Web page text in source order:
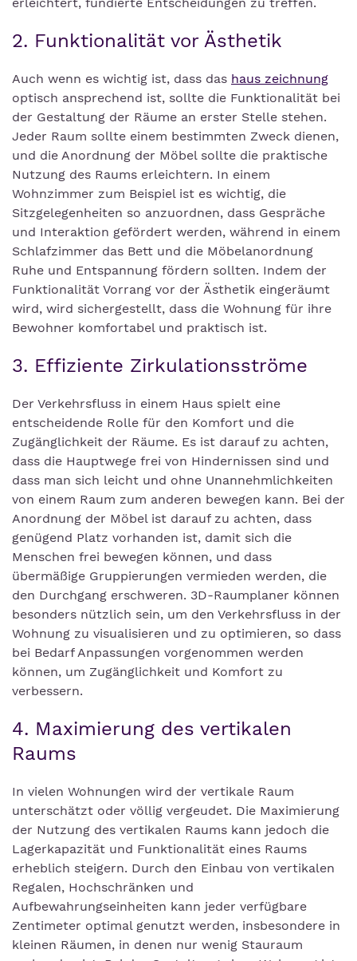
2. Funktionalität vor Ästhetik
Auch wenn es wichtig ist, dass das haus zeichnung
optisch ansprechend ist, sollte die Funktionalität bei
der Gestaltung der Räume an erster Stelle stehen.
Jeder Raum sollte einem bestimmten Zweck dienen,
und die Anordnung der Möbel sollte die praktische
Nutzung des Raums erleichtern. In einem
Wohnzimmer zum Beispiel ist es wichtig, die
Sitzgelegenheiten so anzuordnen, dass Gespräche
und Interaktion gefördert werden, während in einem
Schlafzimmer das Bett und die Möbelanordnung
Ruhe und Entspannung fördern sollten. Indem der
Funktionalität Vorrang vor der Ästhetik eingeräumt
wird, wird sichergestellt, dass die Wohnung für ihre
Bewohner komfortabel und praktisch ist.
3. Effiziente Zirkulationsströme
Der Verkehrsfluss in einem Haus spielt eine
entscheidende Rolle für den Komfort und die
Zugänglichkeit der Räume. Es ist darauf zu achten,
dass die Hauptwege frei von Hindernissen sind und
dass man sich leicht und ohne Unannehmlichkeiten
von einem Raum zum anderen bewegen kann. Bei der
Anordnung der Möbel ist darauf zu achten, dass
genügend Platz vorhanden ist, damit sich die
Menschen frei bewegen können, und dass
übermäßige Gruppierungen vermieden werden, die
den Durchgang erschweren. 3D-Raumplaner können
besonders nützlich sein, um den Verkehrsfluss in der
Wohnung zu visualisieren und zu optimieren, so dass
bei Bedarf Anpassungen vorgenommen werden
können, um Zugänglichkeit und Komfort zu
verbessern.
4. Maximierung des vertikalen
Raums
In vielen Wohnungen wird der vertikale Raum
unterschätzt oder völlig vergeudet. Die Maximierung
der Nutzung des vertikalen Raums kann jedoch die
Lagerkapazität und Funktionalität eines Raums
erheblich steigern. Durch den Einbau von vertikalen
Regalen, Hochschränken und
Aufbewahrungseinheiten kann jeder verfügbare
Zentimeter optimal genutzt werden, insbesondere in
kleinen Räumen, in denen nur wenig Stauraum